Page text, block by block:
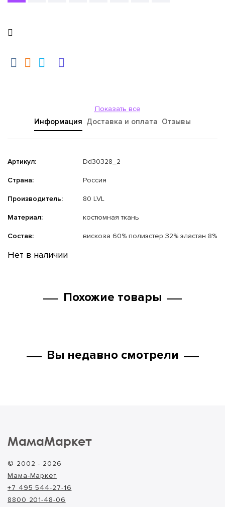
Показать все
Информация Доставка и оплата Отзывы
Артикул: Dd30328_2
Страна: Россия
Производитель: 80 LVL
Материал: костюмная ткань
Состав: вискоза 60% полиэстер 32% эластан 8%
Нет в наличии
Похожие товары
Вы недавно смотрели
МамаМаркет
© 2002 - 2026
Мама-Маркет
+7 495 544-27-16
8800 201-48-06